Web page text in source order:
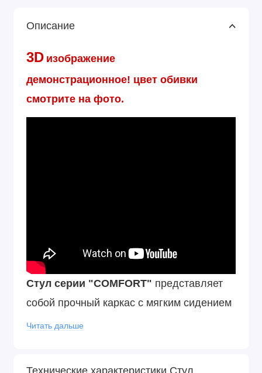
Описание
3D изображение
демонстрационное! цвет обивки
смотрите на фото.
Стул серии "COMFORT" представляет
собой прочный каркас с мягким сидением
Пластиковые подпятники на ножках стула
Читать дальше